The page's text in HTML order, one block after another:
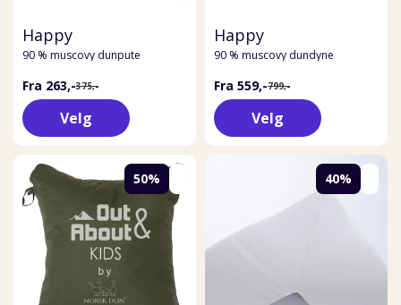
Happy
90 % muscovy dunpute
Fra 263,-375,-
Velg
Happy
90 % muscovy dundyne
Fra 559,-799,-
Velg
50% 40%